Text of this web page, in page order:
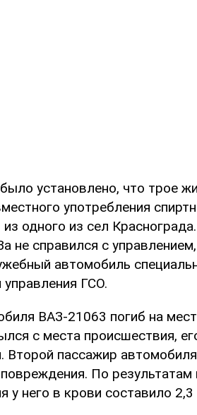
установлено, что трое
употребления
одного из сел
не справился с
автомобиль
ГСО.
ВАЗ-21063 погиб на
с места происшествия,
Второй пассажир
По
у него в крови составило